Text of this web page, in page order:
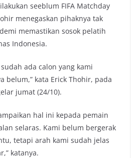
seeblum FIFA Matchday
menegaskan pihaknya tak
memastikan sosok pelatih
Indonesia.
ada calon yang kami
belum,” kata Erick Thohir, pada
jumat (24/10).
hal ini kepada pemain
selaras. Kami belum bergerak
tetapi arah kami sudah jelas
katanya.